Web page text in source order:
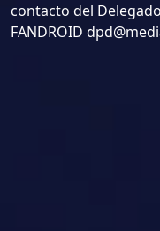
contacto del
FANDROID